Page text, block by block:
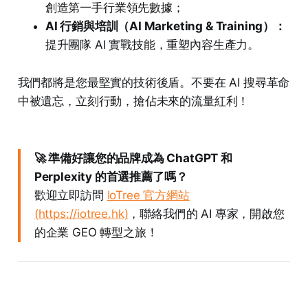
創造第一手行業領先數據；
AI 行銷與培訓（AI Marketing & Training）：
提升團隊 AI 實戰技能，重塑內容生產力。
我們都將是您最堅實的技術後盾。不要在 AI 搜尋革命
中被遺忘，立刻行動，搶佔未來的流量紅利！
🚀 準備好讓您的品牌成為 ChatGPT 和
Perplexity 的首選推薦了嗎？
歡迎立即訪問 IoTree 官方網站
(https://iotree.hk) ，聯絡我們的 AI 專家，開啟您
的企業 GEO 轉型之旅！